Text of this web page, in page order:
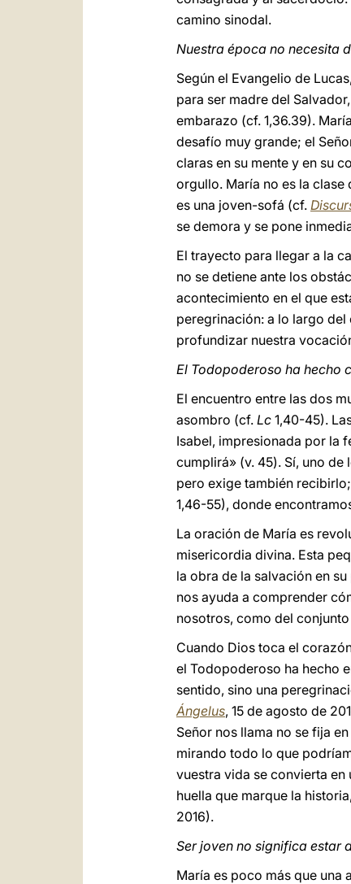
camino sinodal.
Nuestra época no necesita
Según el Evangelio de
para ser madre del
embarazo (cf. 1,36.39).
desafío muy grande; el
claras en su mente y en su
orgullo. María no es la clase
es una joven-sofá (cf.
se demora y se pone
El trayecto para llegar a la
no se detiene ante los
acontecimiento en el que
peregrinación: a lo largo
profundizar nuestra
El Todopoderoso ha hecho
El encuentro entre las dos
asombro (cf. Lc 1,40-45).
Isabel, impresionada por la
cumplirá» (v. 45). Sí, uno de
pero exige también
1,46-55), donde
La oración de María es
misericordia divina. Esta
la obra de la salvación en
nos ayuda a comprender
nosotros, como del
Cuando Dios toca el
el Todopoderoso ha hecho
sentido, sino una
Ángelus, 15 de agosto de
Señor nos llama no se fija
mirando todo lo que
vuestra vida se convierta en
huella que marque la
2016).
Ser joven no significa estar
María es poco más que una